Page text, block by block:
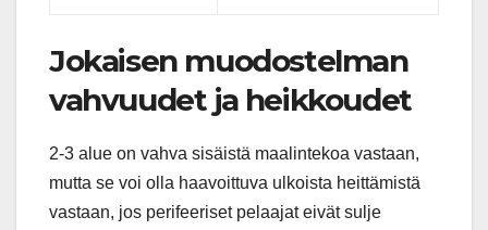
Jokaisen muodostelman
vahvuudet ja heikkoudet
2-3 alue on vahva sisäistä maalintekoa vastaan,
mutta se voi olla haavoittuva ulkoista heittämistä
vastaan, jos perifeeriset pelaajat eivät sulje